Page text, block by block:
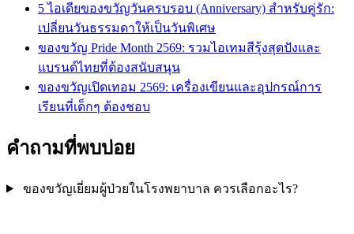
5 ไอเดียของขวัญวันครบรอบ (Anniversary) สำหรับคู่รัก:
เปลี่ยนวันธรรมดาให้เป็นวันพิเศษ
ของขวัญ Pride Month 2569: รวมไอเทมสีรุ้งสุดปังและ
แบรนด์ไทยที่ต้องสนับสนุน
ของขวัญเปิดเทอม 2569: เครื่องเขียนและอุปกรณ์การ
เรียนที่เด็กๆ ต้องชอบ
คำถามที่พบบ่อย
ของขวัญเยี่ยมผู้ป่วยในโรงพยาบาล ควรเลือกอะไร?